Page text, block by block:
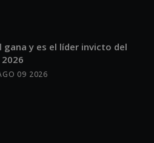
gana y es el líder invicto del
09 2026